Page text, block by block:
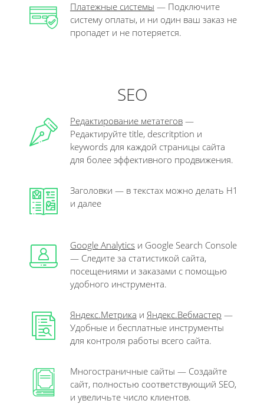
Платежные системы — Подключите
систему оплаты, и ни один ваш заказ не
пропадет и не потеряется.
SEO
Редактирование метатегов —
Редактируйте title, descritption и
keywords для каждой страницы сайта
для более эффективного продвижения.
Заголовки — в текстах можно делать Н1
и далее
Google Analytics и Google Search Console
— Следите за статистикой сайта,
посещениями и заказами с помощью
удобного инструмента.
Яндекс.Метрика и Яндекс.Вебмастер —
Удобные и бесплатные инструменты
для контроля работы всего сайта.
Многостраничные сайты — Создайте
сайт, полностью соответствующий SEO,
и увеличьте число клиентов.